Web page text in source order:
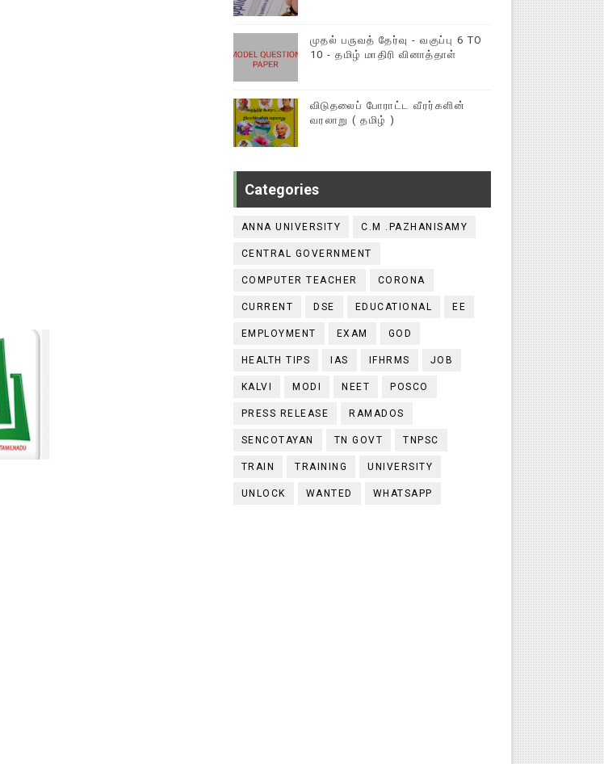
முதல் பருவத் தேர்வு - வகுப்பு 6 TO
10 - தமிழ் மாதிரி வினாத்தாள்
விடுதலைப் போராட்ட வீரர்களின்
வரலாறு ( தமிழ் )
Categories
ANNA UNIVERSITY C.M .PAZHANISAMY
CENTRAL GOVERNMENT
COMPUTER TEACHER CORONA
CURRENT DSE EDUCATIONAL EE
EMPLOYMENT EXAM GOD
HEALTH TIPS IAS IFHRMS JOB
KALVI MODI NEET POSCO
PRESS RELEASE RAMADOS
SENCOTAYAN TN GOVT TNPSC
TRAIN TRAINING UNIVERSITY
UNLOCK WANTED WHATSAPP